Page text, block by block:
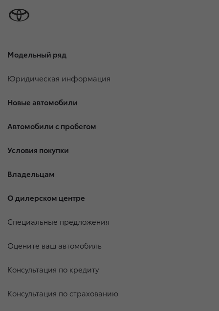
Модельный ряд
Юридическая информация
Новые автомобили
Автомобили с пробегом
Условия покупки
Владельцам
О дилерском центре
Специальные предложения
Оцените ваш автомобиль
Консультация по кредиту
Консультация по страхованию